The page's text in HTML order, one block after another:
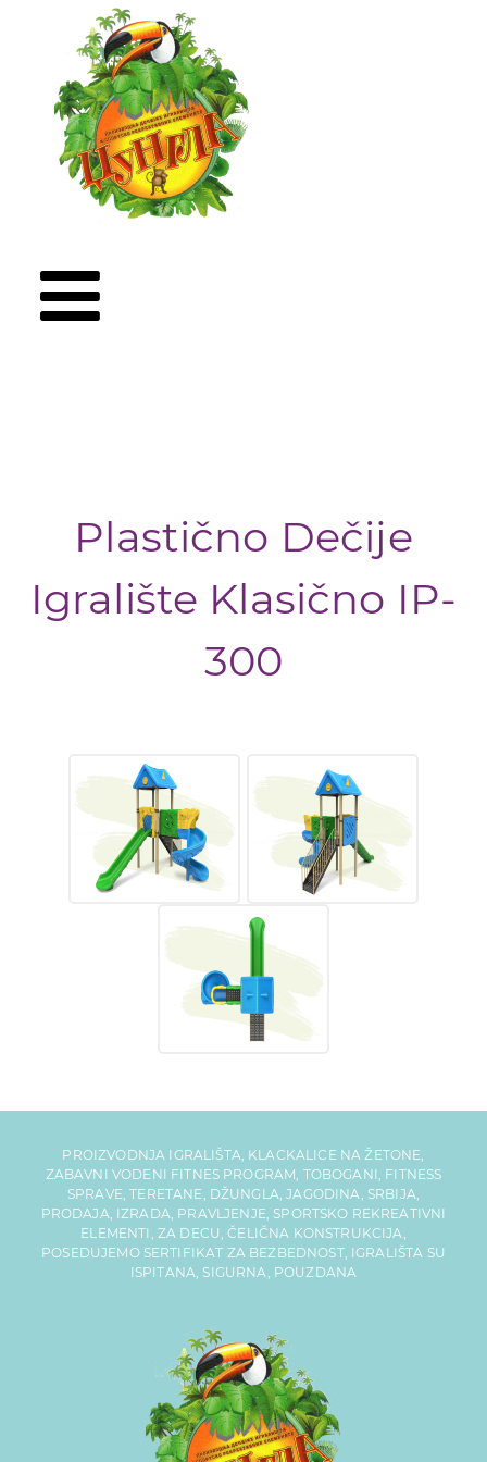
Plastično Dečije
Igralište Klasično IP-
300
PROIZVODNJA IGRALIŠTA, KLACKALICE NA ŽETONE,
ZABAVNI VODENI FITNES PROGRAM, TOBOGANI, FITNESS
SPRAVE, TERETANE, DŽUNGLA, JAGODINA, SRBIJA,
PRODAJA, IZRADA, PRAVLJENJE, SPORTSKO REKREATIVNI
ELEMENTI, ZA DECU, ČELIČNA KONSTRUKCIJA,
POSEDUJEMO SERTIFIKAT ZA BEZBEDNOST, IGRALIŠTA SU
ISPITANA, SIGURNA, POUZDANA